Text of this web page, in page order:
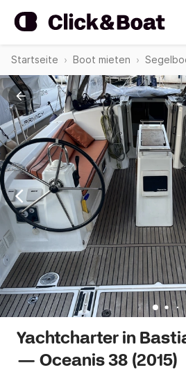
Startseite Boot mieten
Yachtcharter in
— Oceanis 38 (2015)